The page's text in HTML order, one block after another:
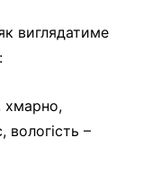
виглядатиме
хмарно,
–